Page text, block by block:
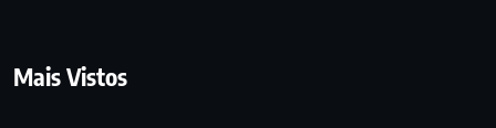
Mais Vistos